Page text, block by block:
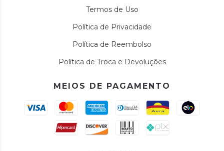
Termos de Uso
Política de Privacidade
Política de Reembolso
Política de Troca e Devoluções
MEIOS DE PAGAMENTO